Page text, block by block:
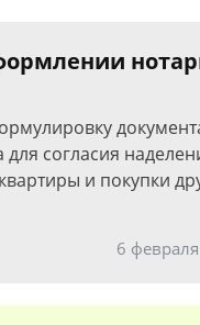
согласия
и покупки
6